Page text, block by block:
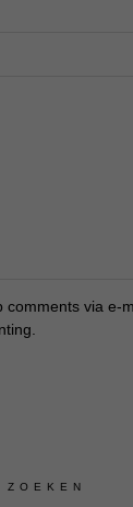
comments via e-
ZOEKEN